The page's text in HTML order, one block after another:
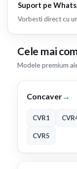
Suport pe
Vorbesti direct cu
Cele mai
Modele premium
Concaver→
CVR1
CVR5